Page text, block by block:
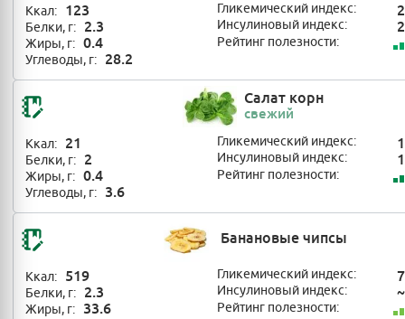
Ккал: 123
Белки, г: 2.3
Жиры, г: 0.4
Углеводы, г: 28.2
Гликемический индекс:
Инсулиновый индекс:
Рейтинг полезности:
Салат корн
свежий
Ккал: 21
Белки, г: 2
Жиры, г: 0.4
Углеводы, г: 3.6
Гликемический индекс:
Инсулиновый индекс:
Рейтинг полезности:
Банановые чипсы
Ккал: 519
Белки, г: 2.3
Жиры, г: 33.6
Гликемический индекс:
Инсулиновый индекс: ~
Рейтинг полезности: